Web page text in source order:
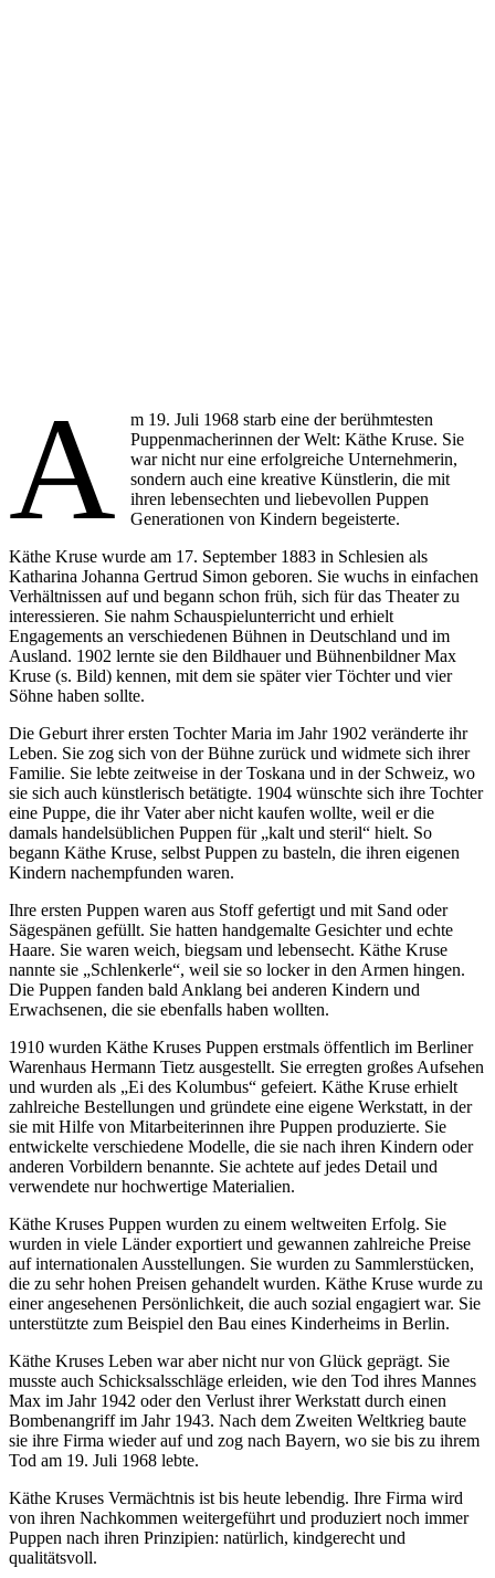
A
m 19. Juli 1968 starb eine der berühmtesten
Puppenmacherinnen der Welt: Käthe Kruse. Sie
war nicht nur eine erfolgreiche Unternehmerin,
sondern auch eine kreative Künstlerin, die mit
ihren lebensechten und liebevollen Puppen
Generationen von Kindern begeisterte.
Käthe Kruse wurde am 17. September 1883 in Schlesien als
Katharina Johanna Gertrud Simon geboren. Sie wuchs in einfachen
Verhältnissen auf und begann schon früh, sich für das Theater zu
interessieren. Sie nahm Schauspielunterricht und erhielt
Engagements an verschiedenen Bühnen in Deutschland und im
Ausland. 1902 lernte sie den Bildhauer und Bühnenbildner Max
Kruse (s. Bild) kennen, mit dem sie später vier Töchter und vier
Söhne haben sollte.
Die Geburt ihrer ersten Tochter Maria im Jahr 1902 veränderte ihr
Leben. Sie zog sich von der Bühne zurück und widmete sich ihrer
Familie. Sie lebte zeitweise in der Toskana und in der Schweiz, wo
sie sich auch künstlerisch betätigte. 1904 wünschte sich ihre Tochter
eine Puppe, die ihr Vater aber nicht kaufen wollte, weil er die
damals handelsüblichen Puppen für „kalt und steril“ hielt. So
begann Käthe Kruse, selbst Puppen zu basteln, die ihren eigenen
Kindern nachempfunden waren.
Ihre ersten Puppen waren aus Stoff gefertigt und mit Sand oder
Sägespänen gefüllt. Sie hatten handgemalte Gesichter und echte
Haare. Sie waren weich, biegsam und lebensecht. Käthe Kruse
nannte sie „Schlenkerle“, weil sie so locker in den Armen hingen.
Die Puppen fanden bald Anklang bei anderen Kindern und
Erwachsenen, die sie ebenfalls haben wollten.
1910 wurden Käthe Kruses Puppen erstmals öffentlich im Berliner
Warenhaus Hermann Tietz ausgestellt. Sie erregten großes Aufsehen
und wurden als „Ei des Kolumbus“ gefeiert. Käthe Kruse erhielt
zahlreiche Bestellungen und gründete eine eigene Werkstatt, in der
sie mit Hilfe von Mitarbeiterinnen ihre Puppen produzierte. Sie
entwickelte verschiedene Modelle, die sie nach ihren Kindern oder
anderen Vorbildern benannte. Sie achtete auf jedes Detail und
verwendete nur hochwertige Materialien.
Käthe Kruses Puppen wurden zu einem weltweiten Erfolg. Sie
wurden in viele Länder exportiert und gewannen zahlreiche Preise
auf internationalen Ausstellungen. Sie wurden zu Sammlerstücken,
die zu sehr hohen Preisen gehandelt wurden. Käthe Kruse wurde zu
einer angesehenen Persönlichkeit, die auch sozial engagiert war. Sie
unterstützte zum Beispiel den Bau eines Kinderheims in Berlin.
Käthe Kruses Leben war aber nicht nur von Glück geprägt. Sie
musste auch Schicksalsschläge erleiden, wie den Tod ihres Mannes
Max im Jahr 1942 oder den Verlust ihrer Werkstatt durch einen
Bombenangriff im Jahr 1943. Nach dem Zweiten Weltkrieg baute
sie ihre Firma wieder auf und zog nach Bayern, wo sie bis zu ihrem
Tod am 19. Juli 1968 lebte.
Käthe Kruses Vermächtnis ist bis heute lebendig. Ihre Firma wird
von ihren Nachkommen weitergeführt und produziert noch immer
Puppen nach ihren Prinzipien: natürlich, kindgerecht und
qualitätsvoll.